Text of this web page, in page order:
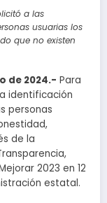
a las
usuarias los
que no existen
de 2024.- Para
identificación
personas
de la
2023 en 12
estatal.